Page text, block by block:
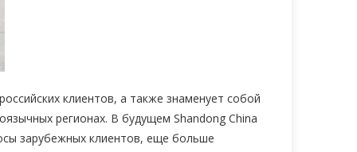
клиентов, а также знаменует собой
регионах. В будущем Shandong China
зарубежных клиентов, еще больше